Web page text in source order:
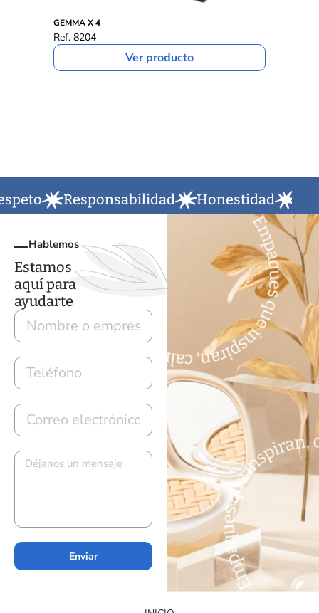
GEMMA X 4
Ref. 8204
Ver producto
Responsabilidad Honestidad
Hablemos
Estamos
aquí para
ayudarte
Enviar